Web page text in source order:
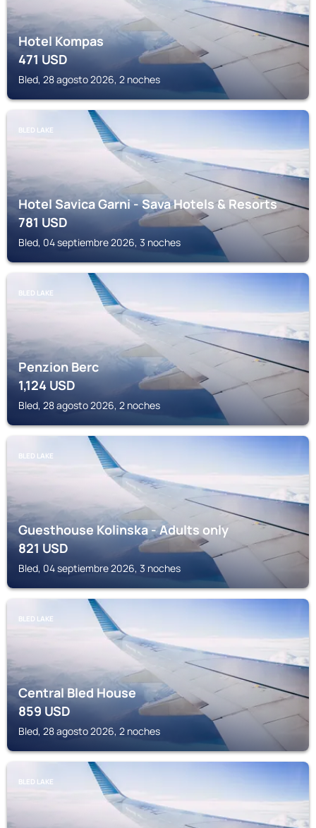
Hotel Kompas
471USD
Bled, 28 agosto 2026, 2 noches
BLED LAKE
Hotel Savica Garni - Sava Hotels & Resorts
781USD
Bled, 04 septiembre 2026, 3 noches
BLED LAKE
Penzion Berc
1,124USD
Bled, 28 agosto 2026, 2 noches
BLED LAKE
Guesthouse Kolinska - Adults only
821USD
Bled, 04 septiembre 2026, 3 noches
BLED LAKE
Central Bled House
859USD
Bled, 28 agosto 2026, 2 noches
BLED LAKE